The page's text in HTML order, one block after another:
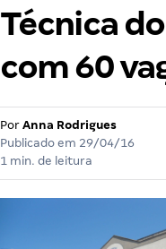
Técnica
com 60
Por Anna Rodrigues
Publicado em 29/04/16
1 min. de leitura